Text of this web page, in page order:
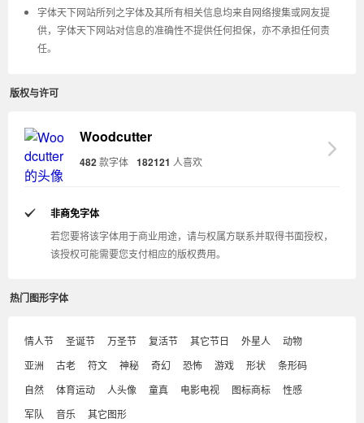
字体天下网站所列之字体及其所有相关信息均来自网络搜集或网友提
供，字体天下网站对信息的准确性不提供任何担保，亦不承担任何责
任。
版权与许可
Woodcutter
482款字体 182121 人喜欢
非商免字体
若您要将该字体用于商业用途，请与权属方联系并取得书面授权，
该授权可能需要您支付相应的版权费用。
热门图形字体
情人节 圣诞节 万圣节 复活节 其它节日 外星人
动物
亚洲
古老 符文 神秘 奇幻 恐怖 游戏 形状
条形码
自然
体育运动 人头像 童真 电影电视 图标商标
性感
军队
音乐 其它图形